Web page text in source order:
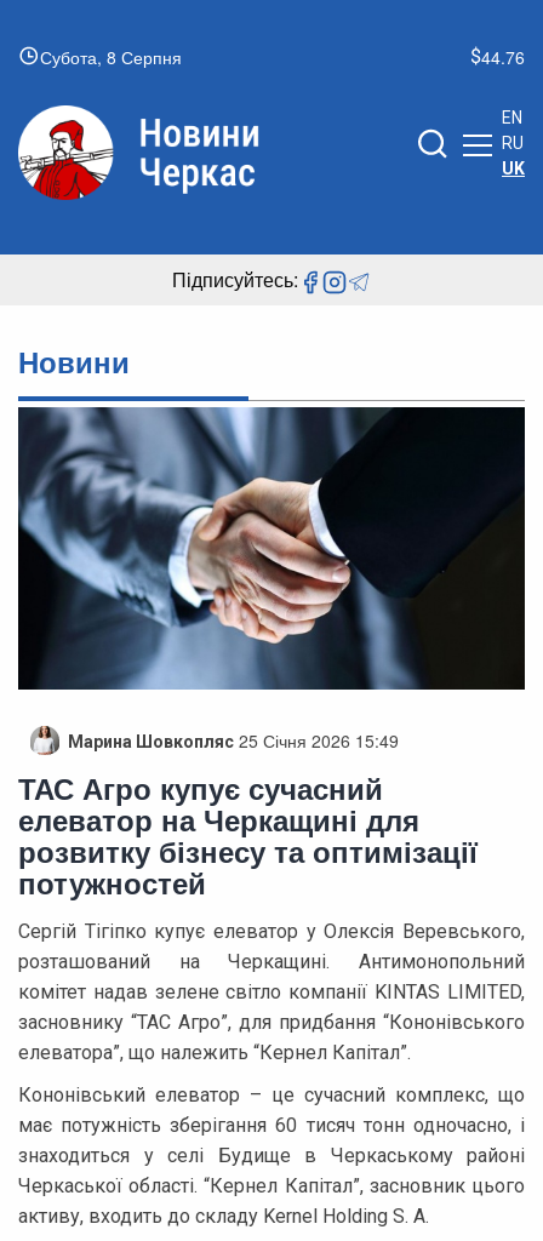
Субота, 8 Серпня 44.76
EN
RU
UK
Підписуйтесь:
Новини
Марина Шовкопляс 25 Січня 2026 15:49
ТАС Агро купує сучасний
елеватор на Черкащині для
розвитку бізнесу та оптимізації
потужностей
Сергій Тігіпко купує елеватор у Олексія Веревського,
розташований на Черкащині. Антимонопольний
комітет надав зелене світло компанії KINTAS LIMITED,
засновнику “ТАС Агро”, для придбання “Кононівського
елеватора”, що належить “Кернел Капітал”.
Кононівський елеватор – це сучасний комплекс, що
має потужність зберігання 60 тисяч тонн одночасно, і
знаходиться у селі Будище в Черкаському районі
Черкаської області. “Кернел Капітал”, засновник цього
активу, входить до складу Kernel Holding S. A.